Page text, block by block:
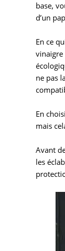
base,
d’un
En ce
vinaigre
ne pas
En
mais
Avant
les